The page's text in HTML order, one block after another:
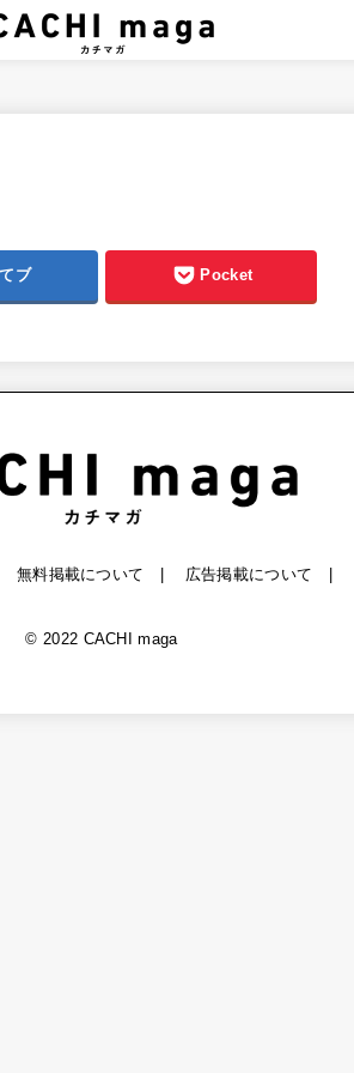
ブ Pocket
無料掲載について 広告掲載について
© 2022 CACHI maga